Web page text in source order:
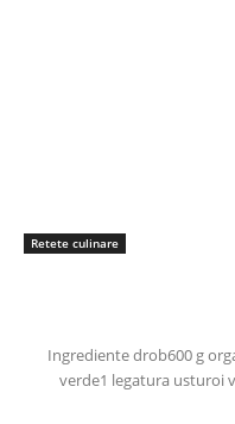
Retete culinare
Ingrediente drob600 g
verde1 legatura usturoi